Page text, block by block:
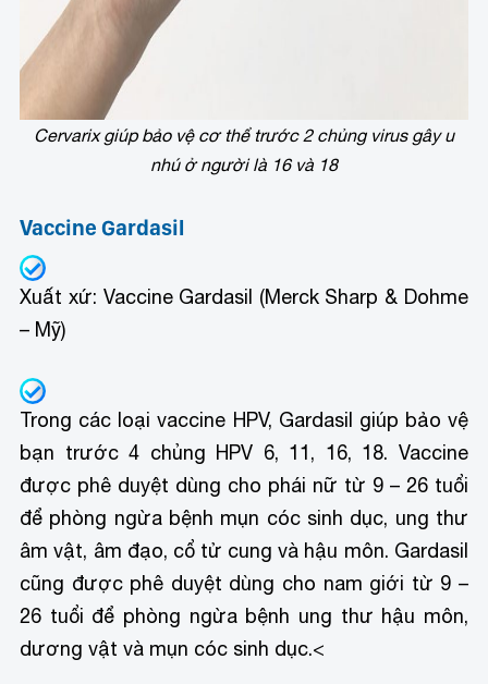
Cervarix giúp bảo vệ cơ thể trước 2 chủng virus gây u
nhú ở người là 16 và 18
Vaccine Gardasil
Xuất xứ: Vaccine Gardasil (Merck Sharp & Dohme
– Mỹ)
Trong các loại vaccine HPV, Gardasil giúp bảo vệ
bạn trước 4 chủng HPV 6, 11, 16, 18. Vaccine
được phê duyệt dùng cho phái nữ từ 9 – 26 tuổi
để phòng ngừa bệnh mụn cóc sinh dục, ung thư
âm vật, âm đạo, cổ tử cung và hậu môn. Gardasil
cũng được phê duyệt dùng cho nam giới từ 9 –
26 tuổi để phòng ngừa bệnh ung thư hậu môn,
dương vật và mụn cóc sinh dục.<